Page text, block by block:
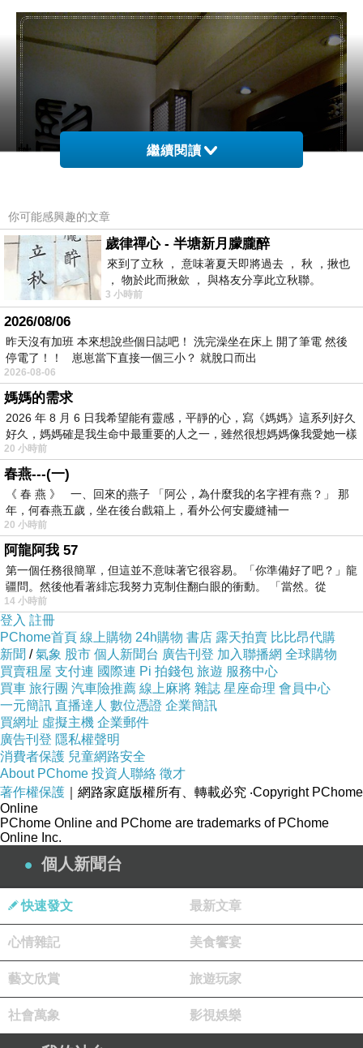
最近Pokemon-Go剛開放台灣區下載不
少人瘋玩，要前往用餐時經過林森公園
附近，公園內聚集不少抓怪的玩家，遠
遠看真的很像喪屍XD，個人對電玩遊
戲較冷感不太有興趣所以手機內也沒什
麼遊戲app，但也不會禁止小孩玩只要
不要玩物喪志就可以，很多人禁止小孩
接觸電腦但卻可以使用手機，卻不知道
手機上遊戲也一堆啊！只是玩歸玩該做
的事還是要完成就沒有問題，不要完到
自己該做的事都忘了就可以。
繼續閱讀
你可能感興趣的文章
歲律禪心 - 半塘新月朦朧醉
來到了立秋 ， 意味著夏天即將過去 ， 秋 ，揪也
， 物於此而揪歛 ， 與格友分享此立秋聯。
3 小時前
2026/08/06
昨天沒有加班 本來想說些個日誌吧！ 洗完澡坐在床上 開了筆電 然後
停電了！！ 崽崽當下直接一個三小？ 就脫口而出
2026-08-06
媽媽的需求
2026 年 8 月 6 日我希望能有靈感，平靜的心，寫《媽媽》這系列好久
好久，媽媽確是我生命中最重要的人之一，雖然很想媽媽像我愛她一樣
20 小時前
春燕---(一)
《 春 燕 》 一、回來的燕子 「阿公，為什麼我的名字裡有燕？」 那
年，何春燕五歲，坐在後台戲箱上，看外公何安慶縫補一
20 小時前
阿龍阿我 57
第一個任務很簡單，但這並不意味著它很容易。「你準備好了吧？」龍
疆問。然後他看著緋忘我努力克制住翻白眼的衝動。 「當然。從
14 小時前
登入 註冊
PChome首頁 線上購物 24h購物 書店 露天拍賣 比比昂代購
新聞 /氣象 股市 個人新聞台 廣告刊登 加入聯播網 全球購物
買賣租屋 支付連 國際連 Pi 拍錢包 旅遊 服務中心
買車 旅行團 汽車險推薦 線上麻將 雜誌 星座命理 會員中心
一元簡訊 直播達人 數位憑證 企業簡訊
買網址 虛擬主機 企業郵件
廣告刊登 隱私權聲明
消費者保護 兒童網路安全
About PChome 投資人聯絡 徵才
著作權保護 ｜網路家庭版權所有、轉載必究 ‧Copyright PChome
Online
PChome Online and PChome are trademarks of PChome
Online Inc.
個人新聞台
快速發文 最新文章
心情雜記 美食饗宴
藝文欣賞 旅遊玩家
社會萬象 影視娛樂